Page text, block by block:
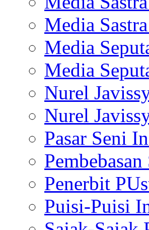
Media
Media
Media
Nurel
Nurel
Pasar Seni
Pembebasan
Penerbit
Puisi-Puisi